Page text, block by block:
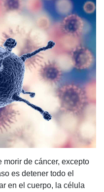
morir de cáncer, excepto
es detener todo el
en el cuerpo, la célula